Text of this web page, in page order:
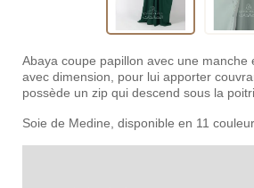
Abaya coupe papillon avec une manche
avec dimension, pour lui apporter
possède un zip qui descend sous la
Soie de Medine, disponible en 11